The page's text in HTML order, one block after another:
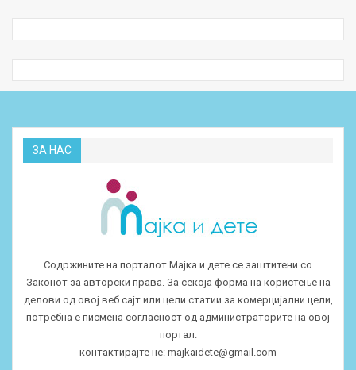
ЗА НАС
Содржините на порталот Мајка и дете се заштитени со
Законот за авторски права. За секоја форма на користење на
делови од овој веб сајт или цели статии за комерцијални цели,
потребна е писмена согласност од администраторите на овој
портал.
контактирајте не: majkaidete@gmail.com